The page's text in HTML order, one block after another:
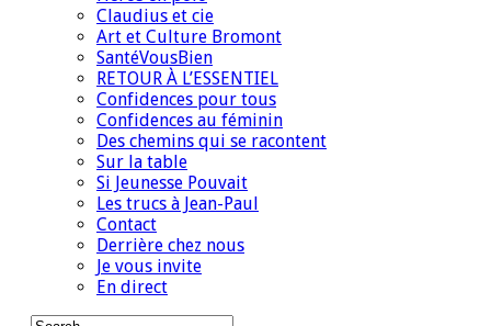
Claudius et cie
Art et Culture Bromont
SantéVousBien
RETOUR À L’ESSENTIEL
Confidences pour tous
Confidences au féminin
Des chemins qui se racontent
Sur la table
Si Jeunesse Pouvait
Les trucs à Jean-Paul
Contact
Derrière chez nous
Je vous invite
En direct